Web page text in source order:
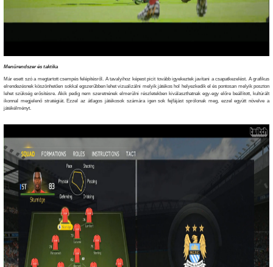
Menürendszer és taktika
Már esett szó a megtartott csempés felépítésről. A tavalyihoz képest picit tovább igyekeztek javítani a csapatkezelést. A grafikus
elrendezésnek köszönhetően sokkal egszerűbben lehet vizualizálni melyik játékos hol helyezkedik el és pontosan melyik poszton
lehet szükség erősítésre. Akik pedig nem szeretnének elmerülni részletekben kiválaszthatnak egy-egy előre beállított, kultúrált
ikonnal megjelenő stratégiát. Ezzel az átlagos játékosok számára igen sok fejfájást sprólonak meg, ezzel együtt növelve a
játékélményt.